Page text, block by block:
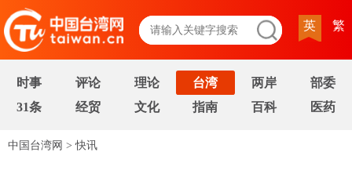
英 繁
时事 评论 理论 台湾 两岸
部委
31条
经贸 文化 指南 百科 医药
中国台湾网 >快讯